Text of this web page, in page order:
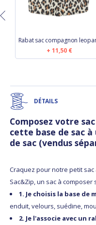
Rabat sac compagnon
11,50 €
DÉTAILS
Composez votre
cette base de sac
de sac (vendus
Craquez pour notre petit sac
Sac&Zip, un sac à composer
1. Je choisis la base de
enduit, velours, suédine,
2. Je l'associe avec un